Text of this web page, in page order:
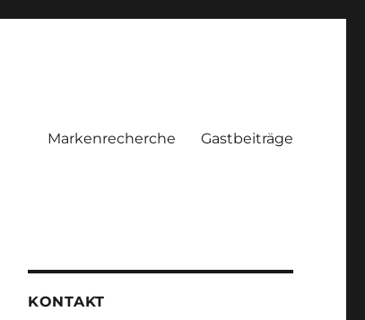
Markenrecherche Gastbeiträge
KONTAKT